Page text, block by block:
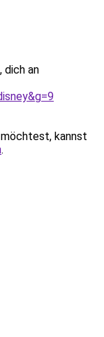
dich an
kannst
.